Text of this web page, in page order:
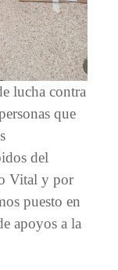
lucha contra
que
del
Vital y por
puesto en
apoyos a la